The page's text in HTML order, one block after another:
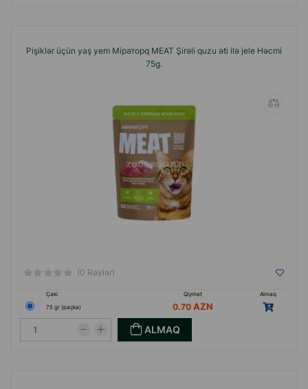
Pişiklər üçün yaş yem Miраторq MEAT Şirəli quzu əti ilə jele Həcmi
75g.
(0 Rəylər)
Çəki Qiymət
Almaq
75 gr (paçka)
0.70
ALMAQ